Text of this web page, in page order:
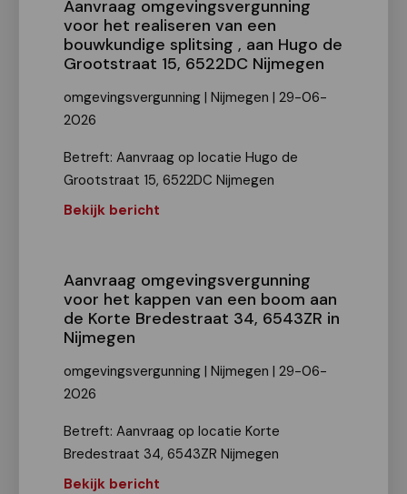
Aanvraag omgevingsvergunning
voor het realiseren van een
bouwkundige splitsing , aan Hugo de
Grootstraat 15, 6522DC Nijmegen
omgevingsvergunning | Nijmegen | 29-06-
2026
Betreft: Aanvraag op locatie Hugo de
Grootstraat 15, 6522DC Nijmegen
Bekijk bericht
Aanvraag omgevingsvergunning
voor het kappen van een boom aan
de Korte Bredestraat 34, 6543ZR in
Nijmegen
omgevingsvergunning | Nijmegen | 29-06-
2026
Betreft: Aanvraag op locatie Korte
Bredestraat 34, 6543ZR Nijmegen
Bekijk bericht